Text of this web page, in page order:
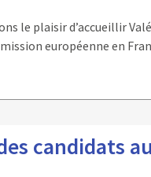
le plaisir d’accueillir
européenne en
candidats